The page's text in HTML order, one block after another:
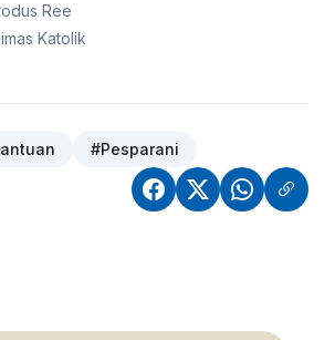
Ree
Katolik
#Pesparani